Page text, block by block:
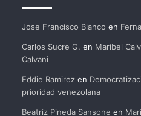
Jose Francisco Blanco en
Carlos Sucre G. en Maribel
Calvani
Eddie Ramirezen
prioridad venezolana
Beatriz Pineda Sansone en